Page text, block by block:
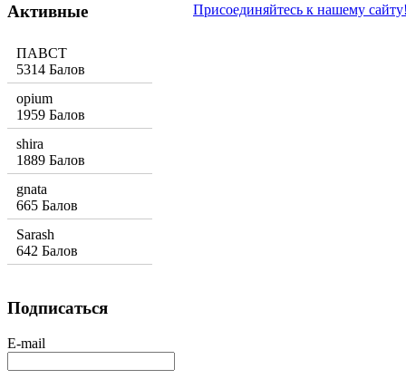
Присоединяйтесь к нашему
Активные
ПАВСТ
5314 Балов
opium
1959 Балов
shira
1889 Балов
gnata
665 Балов
Sarash
642 Балов
Подписаться
E-mail